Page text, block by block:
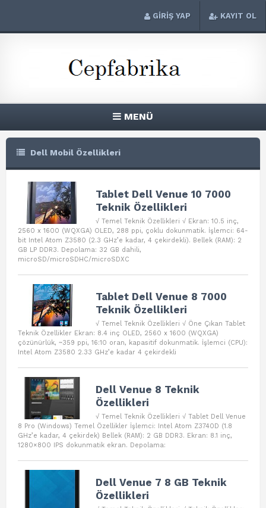
GİRİŞ YAP KAYIT OL
MENÜ
Dell Mobil Özellikleri
Tablet Dell Venue 10 7000
Teknik Özellikleri
√ Temel Teknik Özellikleri √ Ekran: 10.5 inç,
2560 x 1600 (WQXGA) OLED, 288 ppi, çoklu dokunmatik. İşlemci: 64-
bit Intel Atom Z3580 (2.3 GHz’e kadar, 4 çekirdekli). Bellek (RAM): 2
GB LP DDR3. Depolama: 32 GB dahili,
microSD/microSDHC/microSDXC
Tablet Dell Venue 8 7000
Teknik Özellikleri
√ Temel Teknik Özellikleri √ Öne Çıkan Tablet
Teknik Özellikler Ekran: 8.4 inç OLED, 2560 x 1600 (WQXGA)
çözünürlük, ~359 ppi, 16:10 oran, kapasitif dokunmatik. İşlemci (CPU):
Intel Atom Z3580 2.33 GHz’e kadar 4 çekirdekli
Dell Venue 8 Teknik
Özellikleri
√ Temel Teknik Özellikleri √ Tablet Dell Venue
8 Pro (Windows) Temel Özellikler İşlemci: Intel Atom Z3740D (1.8
GHz’e kadar, 4 çekirdek) Bellek (RAM): 2 GB DDR3. Ekran: 8.1 inç,
1280×800 IPS dokunmatik ekran. Depolama:
Dell Venue 7 8 GB Teknik
Özellikleri